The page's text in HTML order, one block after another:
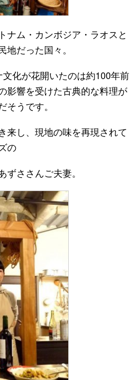
ナム・カンボジア・ラオスと
地だった国々。
化が花開いたのは約100年前
影響を受けた古典的な料理が
そうです。
来し、現地の味を再現されて
の
ささんご夫妻。